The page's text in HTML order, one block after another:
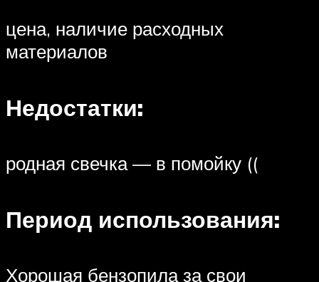
цена, наличие расходных
материалов
Недостатки:
родная свечка — в помойку ((
Период использования:
Хорошая бензопила за свои